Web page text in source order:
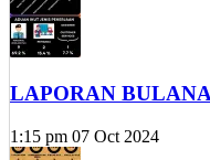
LAPORAN
1:15 pm 07 Oct 2024